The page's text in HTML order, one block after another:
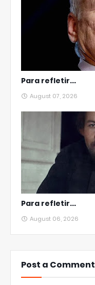
Para refletir...
August 07, 2026
Para refletir...
August 06, 2026
Post a Comment